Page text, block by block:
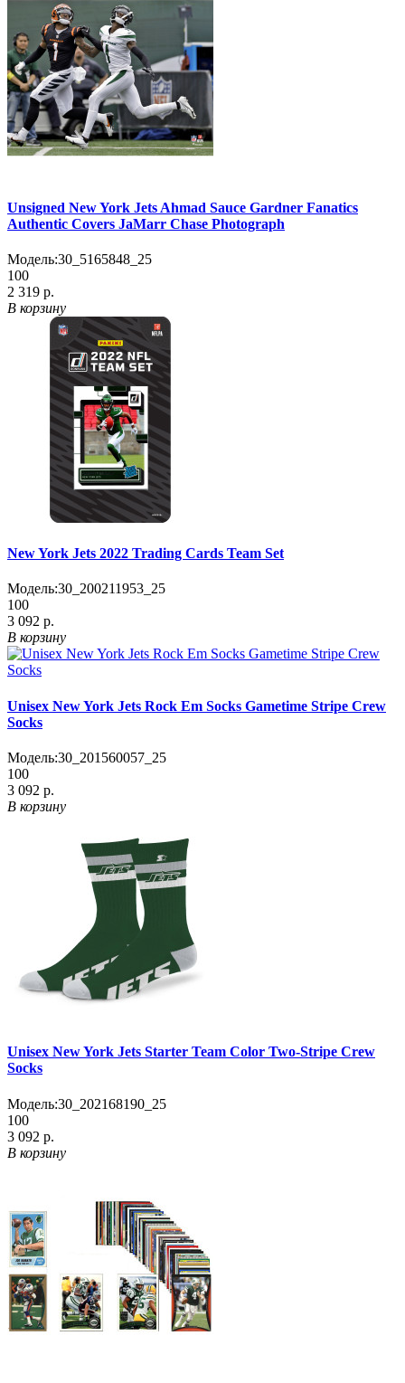
Unsigned New York Jets Ahmad Sauce Gardner Fanatics
Authentic Covers JaMarr Chase Photograph
Модель:30_5165848_25
100
2 319 р.
В корзину
New York Jets 2022 Trading Cards Team Set
Модель:30_200211953_25
100
3 092 р.
В корзину
Unisex New York Jets Rock Em Socks Gametime Stripe Crew
Socks
Модель:30_201560057_25
100
3 092 р.
В корзину
Unisex New York Jets Starter Team Color Two-Stripe Crew
Socks
Модель:30_202168190_25
100
3 092 р.
В корзину